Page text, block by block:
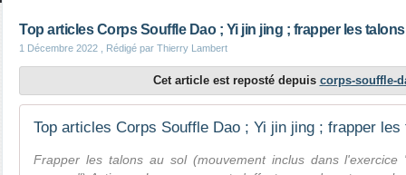
Top articles Corps Souffle Dao ; Yi jin jing ; frapper les
1 Décembre 2022 , Rédigé par Thierry Lambert
Cet article est reposté depuis corps-souffle-
Top articles Corps Souffle Dao ; Yi jin jing ; frapper les
Frapper les talons au sol (mouvement inclus dans